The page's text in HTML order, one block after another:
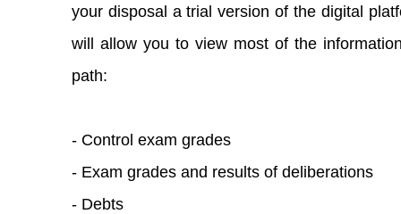
your disposal a trial version of the digital
will allow you to view most of the
path:
- Control exam grades
- Exam grades and results of deliberations
- Debts